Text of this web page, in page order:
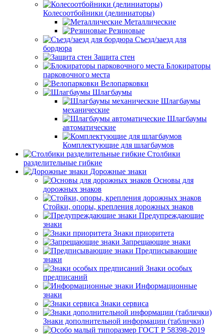
Колесоотбойники (делиниаторы)
Металлические
Резиновые
Съезд/заезд для
бордюра
Защита стен
Блокираторы
парковочного места
Велопарковки
Шлагбаумы
Шлагбаумы
механические
Шлагбаумы
автоматические
Комплектующие для шлагбаумов
Столбики
разделительные гибкие
Дорожные знаки
Основы для
дорожных знаков
Стойки, опоры, крепления дорожных знаков
Предупреждающие
знаки
Знаки приоритета
Запрещающие знаки
Предписывающие
знаки
Знаки особых
предписаний
Информационные
знаки
Знаки сервиса
Знаки дополнительной информации (таблички)